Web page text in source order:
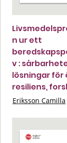
n ur ett
v :
lösningar för
resiliens,
Eriksson Camilla